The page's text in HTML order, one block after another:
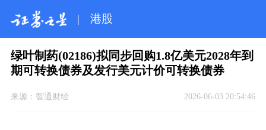
| 港股
绿叶制药(02186)拟同步回购1.8亿美元2028年到
期可转换债券及发行美元计价可转换债券
来源： 智通财经 2026-06-03 20:54:46